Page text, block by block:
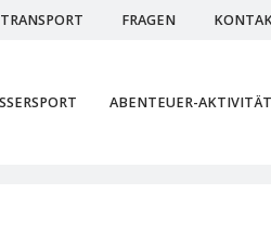
TRANSPORT FRAGEN
ABENTEUER-